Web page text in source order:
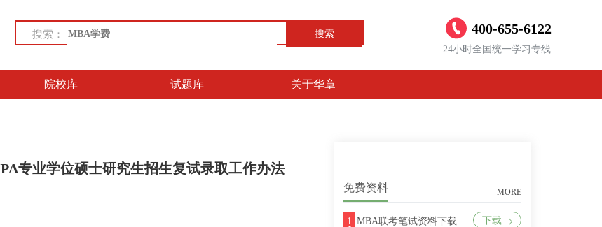
搜索： 搜索 400-655-6122
24小时全国统一学习专线
院校库 试题库 关于华章
专业学位硕士研究生招生复试录取工作办法
免费资料 MORE
1 MBA联考笔试资料下载 下载